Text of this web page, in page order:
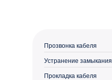
Прозвонка кабеля
Устранение замыкания
Прокладка кабеля